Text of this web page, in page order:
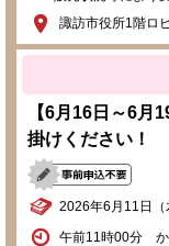
諏訪市役所1階ロ
【6月16日～6月
掛けください！
2026年6月11日（
午前11時00分